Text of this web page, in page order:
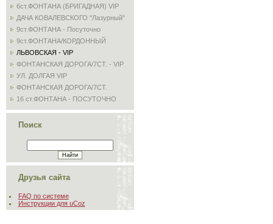
6ст.ФОНТАНА (БРИГАДНАЯ) VIP
ДАЧА КОВАЛЕВСКОГО "Лазурный"
9ст.ФОНТАНА - Посуточно
9ст.ФОНТАНА/КОРДОННЫЙ
ЛЬВОВСКАЯ - VIP
ФОНТАНСКАЯ ДОРОГА/7СТ. - VIP
УЛ. ДОЛГАЯ VIP
ФОНТАНСКАЯ ДОРОГА/7СТ.
16 ст.ФОНТАНА - ПОСУТОЧНО
Поиск
Друзья сайта
FAQ по системе
Инструкции для uCoz